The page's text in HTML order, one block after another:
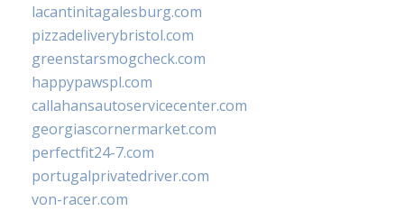
lacantinitagalesburg.com
pizzadeliverybristol.com
greenstarsmogcheck.com
happypawspl.com
callahansautoservicecenter.com
georgiascornermarket.com
perfectfit24-7.com
portugalprivatedriver.com
von-racer.com